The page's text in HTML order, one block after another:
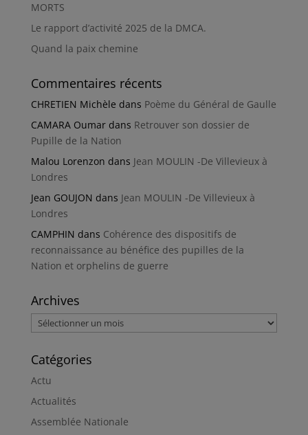
MORTS
Le rapport d’activité 2025 de la DMCA.
Quand la paix chemine
Commentaires récents
CHRETIEN Michèle dans Poème du Général de Gaulle
CAMARA Oumardans Retrouver son dossier de
Pupille de la Nation
Malou Lorenzon dans Jean MOULIN -De Villevieux à
Londres
Jean GOUJON dans Jean MOULIN -De Villevieux à
Londres
CAMPHIN dans Cohérence des dispositifs de
reconnaissance au bénéfice des pupilles de la
Nation et orphelins de guerre
Archives
Archives
Catégories
Actu
Actualités
Assemblée Nationale